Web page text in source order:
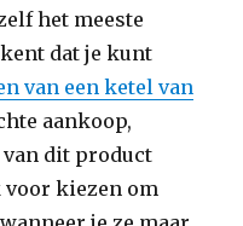
het meeste
dat je kunt
van een ketel van
aankoop,
dit product
kiezen om